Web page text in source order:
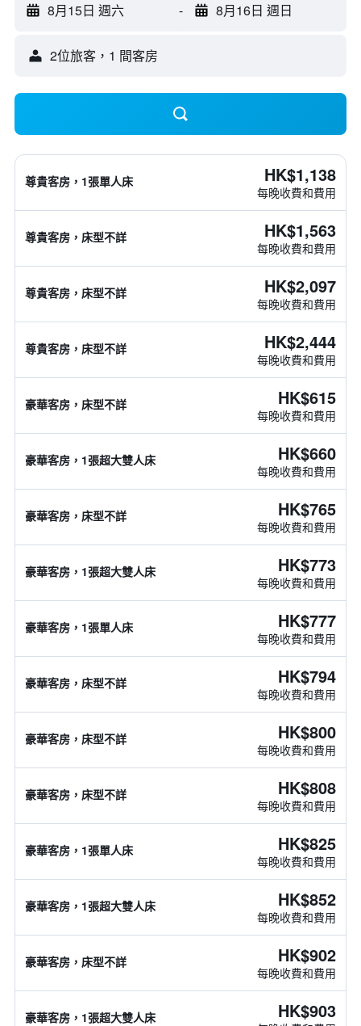
8月15日 週六 - 8月16日 週日
2位旅客，1 間客房
尊貴客房，1張單人床 HK$1,138
每晚收費和費用
尊貴客房，床型不詳 HK$1,563
每晚收費和費用
尊貴客房，床型不詳 HK$2,097
每晚收費和費用
尊貴客房，床型不詳 HK$2,444
每晚收費和費用
豪華客房，床型不詳 HK$615
每晚收費和費用
豪華客房，1張超大雙人床 HK$660
每晚收費和費用
豪華客房，床型不詳 HK$765
每晚收費和費用
豪華客房，1張超大雙人床 HK$773
每晚收費和費用
豪華客房，1張單人床 HK$777
每晚收費和費用
豪華客房，床型不詳 HK$794
每晚收費和費用
豪華客房，床型不詳 HK$800
每晚收費和費用
豪華客房，床型不詳 HK$808
每晚收費和費用
豪華客房，1張單人床 HK$825
每晚收費和費用
豪華客房，1張超大雙人床 HK$852
每晚收費和費用
豪華客房，床型不詳 HK$902
每晚收費和費用
豪華客房，1張超大雙人床 HK$903